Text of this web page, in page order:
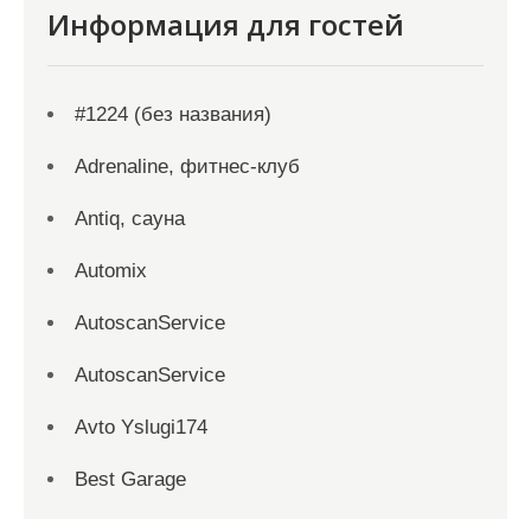
Информация для гостей
#1224 (без названия)
Adrenaline, фитнес-клуб
Antiq, сауна
Automix
AutoscanService
AutoscanService
Avto Yslugi174
Best Garage